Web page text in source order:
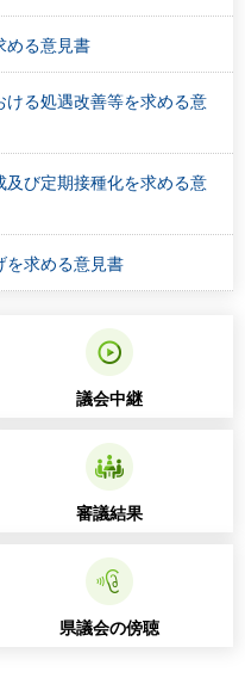
める意見書
ける処遇改善等を求める意
び定期接種化を求める意
を求める意見書
議会中継
審議結果
県議会の傍聴